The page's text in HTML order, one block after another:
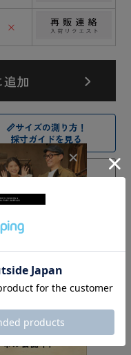
×
📏サイズの測り方！
採寸ガイドを見る
交換について
取りについてはこちら